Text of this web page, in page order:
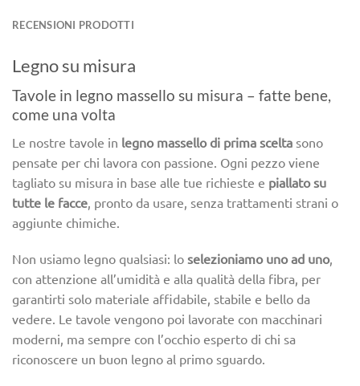
RECENSIONI PRODOTTI
Legno su misura
Tavole in legno massello su misura – fatte bene,
come una volta
Le nostre tavole in legno massello di prima scelta sono
pensate per chi lavora con passione. Ogni pezzo viene
tagliato su misura in base alle tue richieste e piallato su
tutte le facce , pronto da usare, senza trattamenti strani o
aggiunte chimiche.
Non usiamo legno qualsiasi: lo selezioniamo uno ad uno,
con attenzione all’umidità e alla qualità della fibra, per
garantirti solo materiale affidabile, stabile e bello da
vedere. Le tavole vengono poi lavorate con macchinari
moderni, ma sempre con l’occhio esperto di chi sa
riconoscere un buon legno al primo sguardo.